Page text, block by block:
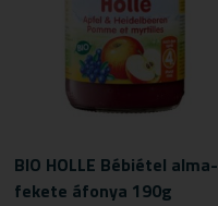
BIO HOLLE Bébiétel alma-
fekete áfonya 190g